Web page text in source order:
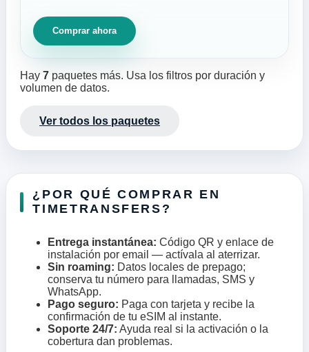
Comprar ahora
Hay 7 paquetes más. Usa los filtros por duración y
volumen de datos.
Ver todos los paquetes
¿POR QUÉ COMPRAR EN
TIMETRANSFERS?
Entrega instantánea: Código QR y enlace de
instalación por email — actívala al aterrizar.
Sin roaming: Datos locales de prepago;
conserva tu número para llamadas, SMS y
WhatsApp.
Pago seguro: Paga con tarjeta y recibe la
confirmación de tu eSIM al instante.
Soporte 24/7: Ayuda real si la activación o la
cobertura dan problemas.